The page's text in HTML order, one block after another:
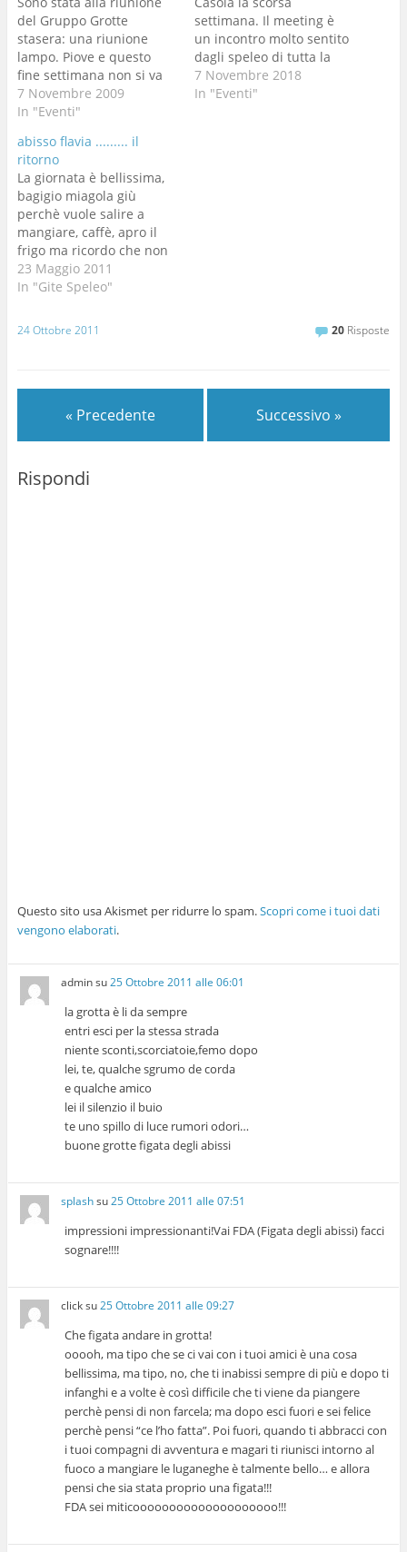
del Gruppo Grotte
stasera: una riunione
lampo. Piove e questo
fine settimana non si va
da nessuna parte.
Stasera sono triste. Penso
il momento di lasciare il
Gruppo Grotte per alcune
incomprensioni che sono
successe e che si
trascinano da tempo…
7 Novembre 2009
In "Eventi"
settimana. Il meeting è
un incontro molto sentito
dagli speleo di tutta la
penisola, si reincontrano
persone che arrivano da
7 Novembre 2018
In "Eventi"
abisso flavia ......... il
ritorno
La giornata è bellissima,
bagigio miagola giù
perchè vuole salire a
mangiare, caffè, apro il
frigo ma ricordo che non
c'è niente da portar via,
saluto Anna e metto
macchina poi via verso il
23 Maggio 2011
In "Gite Speleo"
24 Ottobre 2011 20 Risposte
« Precedente Successivo »
Rispondi
Questo sito usa Akismet per ridurre lo spam.Scopri come i tuoi dati
vengono elaborati.
adminsu25 Ottobre 2011 alle 06:01
la grotta è li da sempre
entri esci per la stessa strada
niente sconti,scorciatoie,femo dopo
lei, te, qualche sgrumo de corda
e qualche amico
lei il silenzio il buio
te uno spillo di luce rumori odori…
buone grotte figata degli abissi
splashsu25 Ottobre 2011 alle 07:51
impressioni impressionanti!Vai FDA (Figata degli abissi) facci
sognare!!!!
clicksu25 Ottobre 2011 alle 09:27
Che figata andare in grotta!
ooooh, ma tipo che se ci vai con i tuoi amici è una cosa
bellissima, ma tipo, no, che ti inabissi sempre di più e dopo ti
infanghi e a volte è così difficile che ti viene da piangere
perchè pensi di non farcela; ma dopo esci fuori e sei felice
perchè pensi “ce l’ho fatta”. Poi fuori, quando ti abbracci con
i tuoi compagni di avventura e magari ti riunisci intorno al
fuoco a mangiare le luganeghe è talmente bello… e allora
pensi che sia stata proprio una figata!!!
FDA sei miticoooooooooooooooooooo!!!